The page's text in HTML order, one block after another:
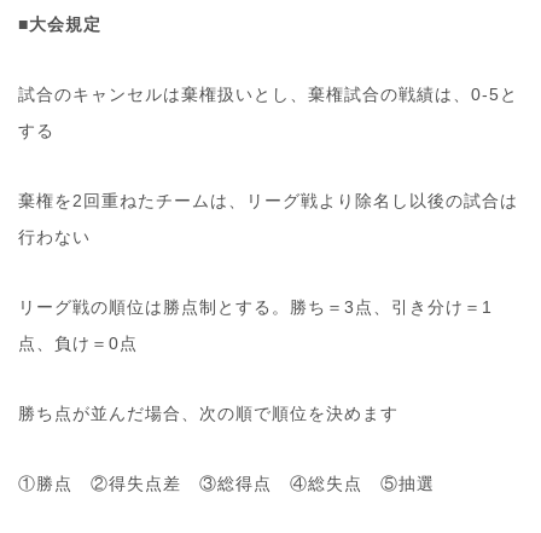
■大会規定
試合のキャンセルは棄権扱いとし、棄権試合の戦績は、0-5と
する
棄権を2回重ねたチームは、リーグ戦より除名し以後の試合は
行わない
リーグ戦の順位は勝点制とする。勝ち＝3点、引き分け＝1
点、負け＝0点
勝ち点が並んだ場合、次の順で順位を決めます
①勝点 ②得失点差 ③総得点 ④総失点 ⑤抽選